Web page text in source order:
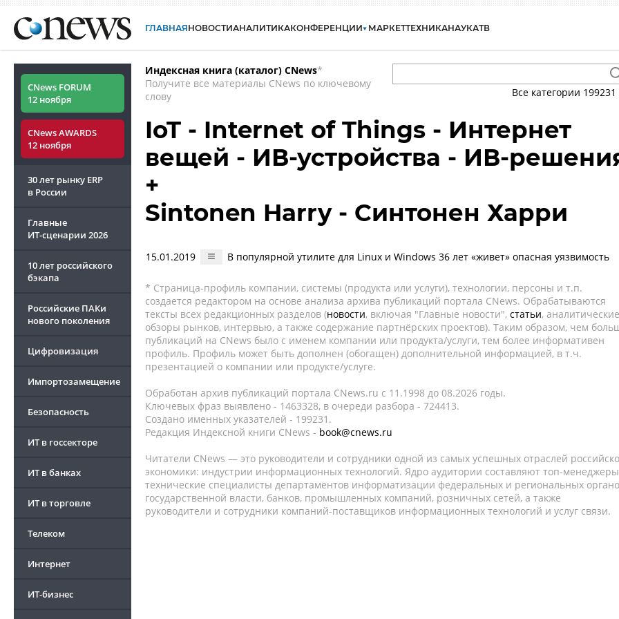
ГЛАВНАЯНОВОСТИАНАЛИТИКАКОНФЕРЕНЦИИ МАРКЕТТЕХНИКАНАУКАТВ
CNews FORUM
12 ноября
CNews AWARDS
12 ноября
30 лет рынку ERP
в России
Главные
ИТ-сценарии 2026
10 лет российского
бэкапа
Российские ПАКи
нового поколения
Цифровизация
Импортозамещение
Безопасность
ИТ в госсекторе
ИТ в банках
ИТ в торговле
Телеком
Интернет
ИТ-бизнес
Индексная книга (каталог) CNews*
Получите все материалы CNews по ключевому
слову
Все категории 199231
IoT - Internet of Things - Интернет
вещей - ИВ-устройства - ИВ-
+
Sintonen Harry - Синтонен Харри
15.01.2019 В популярной утилите для Linux и Windows 36 лет «живет» опасная уязвимость
* Страница-профиль компании, системы (продукта или услуги), технологии, персоны и т.п.
создается редактором на основе анализа архива публикаций портала CNews. Обрабатываются
тексты всех редакционных разделов (новости, включая "Главные новости", статьи, аналитические
обзоры рынков, интервью, а также содержание партнёрских проектов). Таким образом, чем
публикаций на CNews было с именем компании или продукта/услуги, тем более информативен
профиль. Профиль может быть дополнен (обогащен) дополнительной информацией, в т.ч.
презентацией о компании или продукте/услуге.
Обработан архив публикаций портала CNews.ru c 11.1998 до 08.2026 годы.
Ключевых фраз выявлено - 1463328, в очереди разбора - 724413.
Создано именных указателей - 199231.
Редакция Индексной книги CNews - book@cnews.ru
Читатели CNews — это руководители и сотрудники одной из самых успешных отраслей
экономики: индустрии информационных технологий. Ядро аудитории составляют топ-
технические специалисты департаментов информатизации федеральных и региональных
государственной власти, банков, промышленных компаний, розничных сетей, а также
руководители и сотрудники компаний-поставщиков информационных технологий и услуг связи.